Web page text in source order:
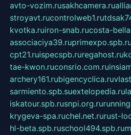
avto-vozim.rusakhcamera.ru
stroyavt.rucontrolweb1.ru
kvotka.ruiron-snab.rucosta-
associaciya39.ruprimexpo.spb.ru
cpt21.ruispecspb.ruregahost.ru
tae-kwon.ruconsrio.com.ru
archery161.rubigencyclica.ru
sarmiento.spb.suextelopedia.ru
iskatour.spb.rusnpi.org.ru
krygeva-spa.ruchel.net.rurust-
hl-beta.spb.ruschool494.spb.ru